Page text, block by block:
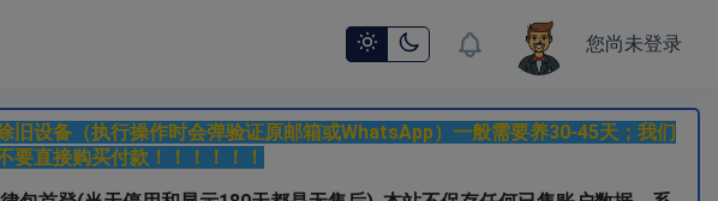
您尚未登录
设备（执行操作时会弹验证原邮箱或WhatsApp）一般需要养30-45天；我们
直接购买付款！！！！！！